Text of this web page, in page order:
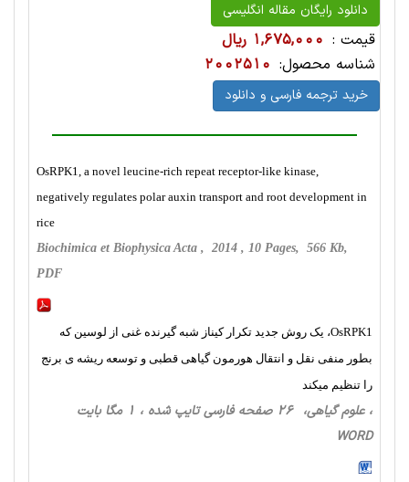
دانلود رایگان مقاله انگلیسی
قیمت : 1,675,000 ریال
شناسه محصول: 2002510
خرید ترجمه فارسی و دانلود
OsRPK1, a novel leucine-rich repeat receptor-like kinase,
negatively regulates polar auxin transport and root development in
rice
Biochimica et Biophysica Acta , 2014 , 10 Pages, 566 Kb,
PDF
OsRPK1، یک روش جدید تکرار کیناز شبه گیرنده غنی از لوسین که
بطور منفی نقل و انتقال هورمون گیاهی قطبی و توسعه ریشه ی برنج
را تنظیم میکند
، علوم گیاهی، 26 صفحه فارسی تایپ شده ، 1 مگا بایت
WORD